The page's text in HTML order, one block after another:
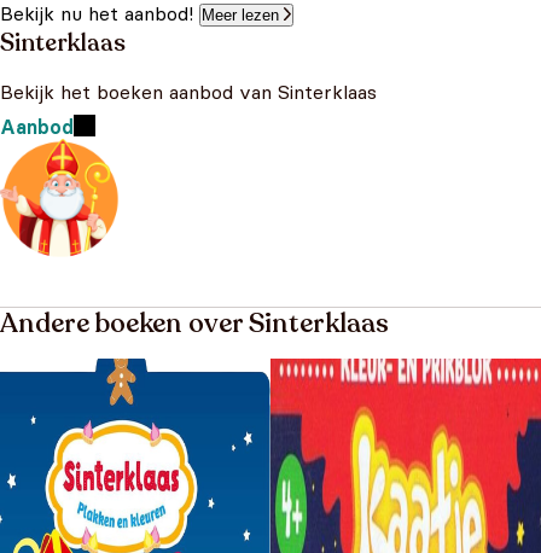
Bekijk nu het aanbod!
Meer lezen
Sinterklaas
Bekijk het boeken aanbod van Sinterklaas
Aanbod
Andere boeken over Sinterklaas